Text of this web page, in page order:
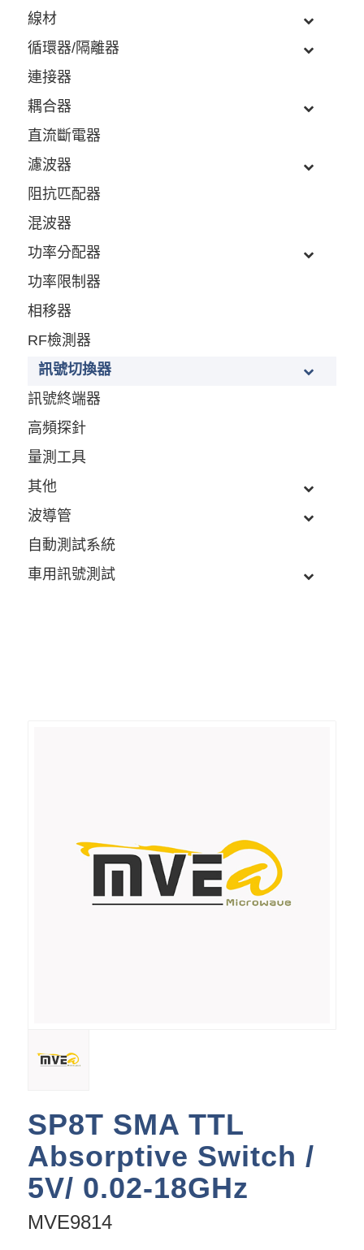
SP8T SMA TTL
Absorptive Switch /
5V/ 0.02-18GHz
MVE9814
線材
循環器/隔離器
連接器
耦合器
直流斷電器
濾波器
阻抗匹配器
混波器
功率分配器
功率限制器
相移器
RF檢測器
訊號切換器
訊號終端器
高頻探針
量測工具
其他
波導管
自動測試系統
車用訊號測試